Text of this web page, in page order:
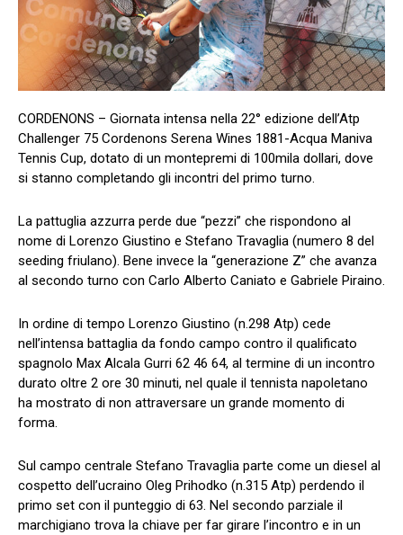
CORDENONS – Giornata intensa nella 22° edizione dell’Atp
Challenger 75 Cordenons Serena Wines 1881-Acqua Maniva
Tennis Cup, dotato di un montepremi di 100mila dollari, dove
si stanno completando gli incontri del primo turno.
La pattuglia azzurra perde due “pezzi” che rispondono al
nome di Lorenzo Giustino e Stefano Travaglia (numero 8 del
seeding friulano). Bene invece la “generazione Z” che avanza
al secondo turno con Carlo Alberto Caniato e Gabriele Piraino.
In ordine di tempo Lorenzo Giustino (n.298 Atp) cede
nell’intensa battaglia da fondo campo contro il qualificato
spagnolo Max Alcala Gurri 62 46 64, al termine di un incontro
durato oltre 2 ore 30 minuti, nel quale il tennista napoletano
ha mostrato di non attraversare un grande momento di
forma.
Sul campo centrale Stefano Travaglia parte come un diesel al
cospetto dell’ucraino Oleg Prihodko (n.315 Atp) perdendo il
primo set con il punteggio di 63. Nel secondo parziale il
marchigiano trova la chiave per far girare l’incontro e in un